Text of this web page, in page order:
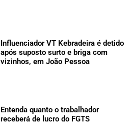
Influenciador VT Kebradeira é detido
após suposto surto e briga com
vizinhos, em João Pessoa
Entenda quanto o trabalhador
receberá de lucro do FGTS